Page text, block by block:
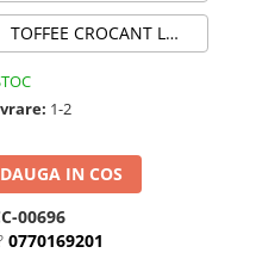
TOFFEE CROCANT LUMÂNARE PARFUMATĂ HANDMADE DIN CEARĂ NATURALĂ DE SOIA 100G ÎN STICLĂ AMBRĂ
1-2
IN COS
00696
0770169201